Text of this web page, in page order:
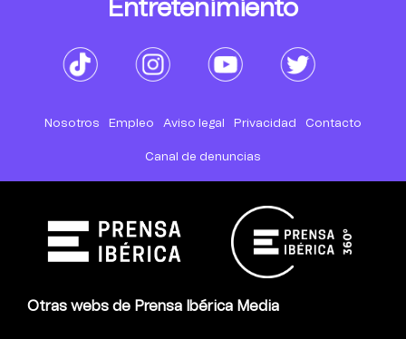
Entretenimiento
Nosotros Empleo Aviso legal Privacidad Contacto
Canal de denuncias
Otras webs de Prensa Ibérica Media